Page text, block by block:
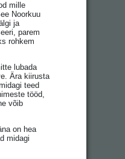
mille
Noorkuu
ja
parem
rohkem
lubada
Ära kiirusta
teed
tööd,
võib
on hea
midagi